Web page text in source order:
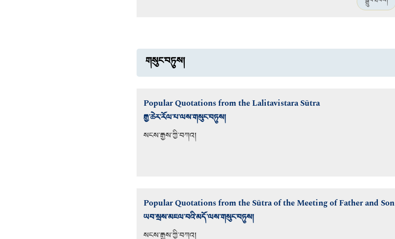
གསུང་བཏུས།
Popular Quotations from the Lalitavistara Sūtra
རྒྱ་ཆེར་རོལ་པ་ལས་གསུང་བཏུས།
སངས་རྒྱས་ཀྱི་བཀའ།
Popular Quotations from the Sūtra of the Meeting of Father and Son
ཡབ་སྲས་མཇལ་བའི་མདོ་ལས་གསུང་བཏུས།